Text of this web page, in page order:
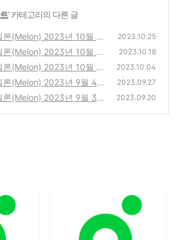
' 카테고리의 다른 글
론(Melon) 2023년 10월 4
(0)
2023.10.25
론(Melon) 2023년 10월 3
(1)
2023.10.18
론(Melon) 2023년 10월 1
(1)
2023.10.04
(Melon) 2023년 9월 4주
(0)
2023.09.27
(Melon) 2023년 9월 3주
2023.09.20